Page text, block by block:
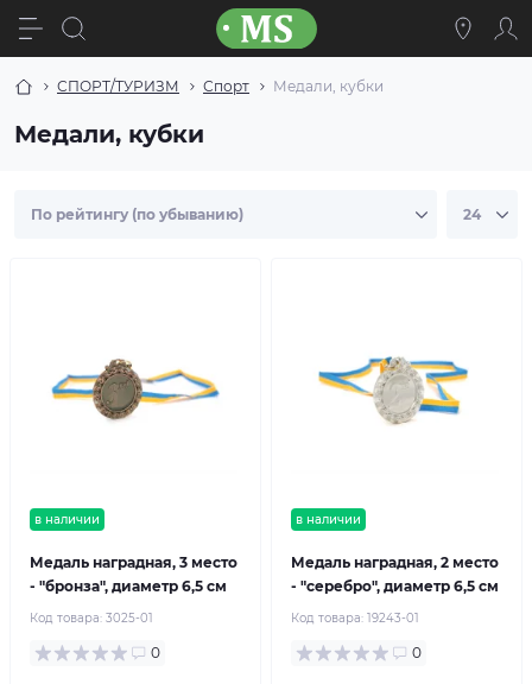
СПОРТ/ТУРИЗМ Спорт Медали, кубки
Медали, кубки
в наличии
Медаль наградная, 3 место
- "бронза", диаметр 6,5 см
Код товара: 3025-01
0
в наличии
Медаль наградная, 2 место
- "серебро", диаметр 6,5 см
Код товара: 19243-01
0